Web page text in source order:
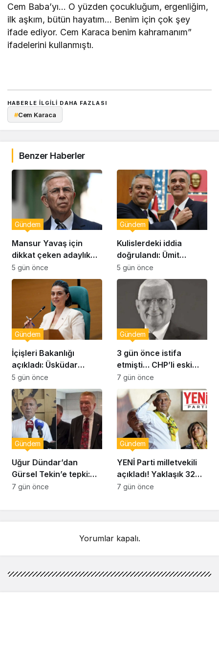
Cem Baba’yı… O yüzden çocukluğum, ergenliğim,
ilk aşkım, bütün hayatım… Benim için çok şey
ifade ediyor. Cem Karaca benim kahramanım”
ifadelerini kullanmıştı.
HABERLE ILGILI DAHA FAZLASI
#Cem Karaca
Benzer Haberler
Mansur Yavaş için
dikkat çeken adaylık
çıkışı
Gündem
5 gün önce
Kulislerdeki iddia
doğrulandı: Ümit
Dikbayır AKP’ye mi
geçiyor!
Gündem
5 gün önce
İçişleri Bakanlığı
açıkladı: Üsküdar
Belediye Başkanı
Sinem Dedetaş
görevden uzaklaştırıldı
Gündem
5 gün önce
3 gün önce istifa
etmişti… CHP’li eski
vekil Orhan Ziya Diren
hayatını kaybetti!
Gündem
7 gün önce
Uğur Dündar’dan
Gürsel Tekin’e tepki:
Hakkında suç
Gündem
7 gün önce
YENİ Parti milletvekili
açıkladı! Yaklaşık 32
bin yurttaş bağış yaptı:
Gündem
7 gün önce
Yorumlar kapalı.